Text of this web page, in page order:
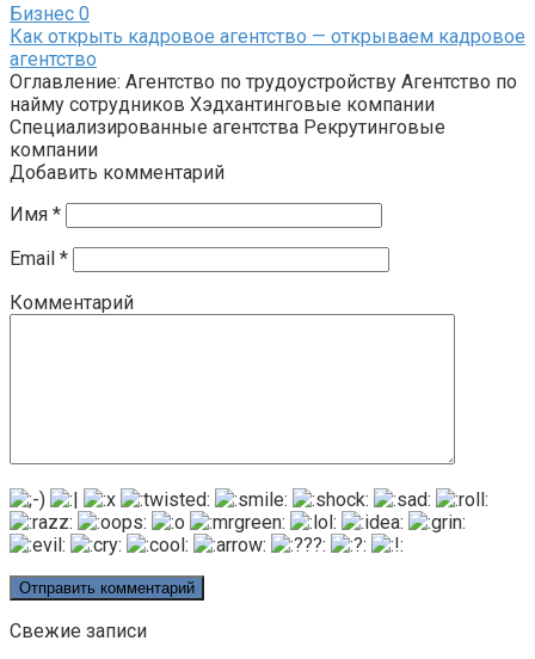
Бизнес 0
Как открыть кадровое агентство — открываем кадровое
агентство
Оглавление: Агентство по трудоустройству Агентство по
найму сотрудников Хэдхантинговые компании
Специализированные агентства Рекрутинговые
компании
Добавить комментарий
Имя *
Email *
Комментарий
Свежие записи